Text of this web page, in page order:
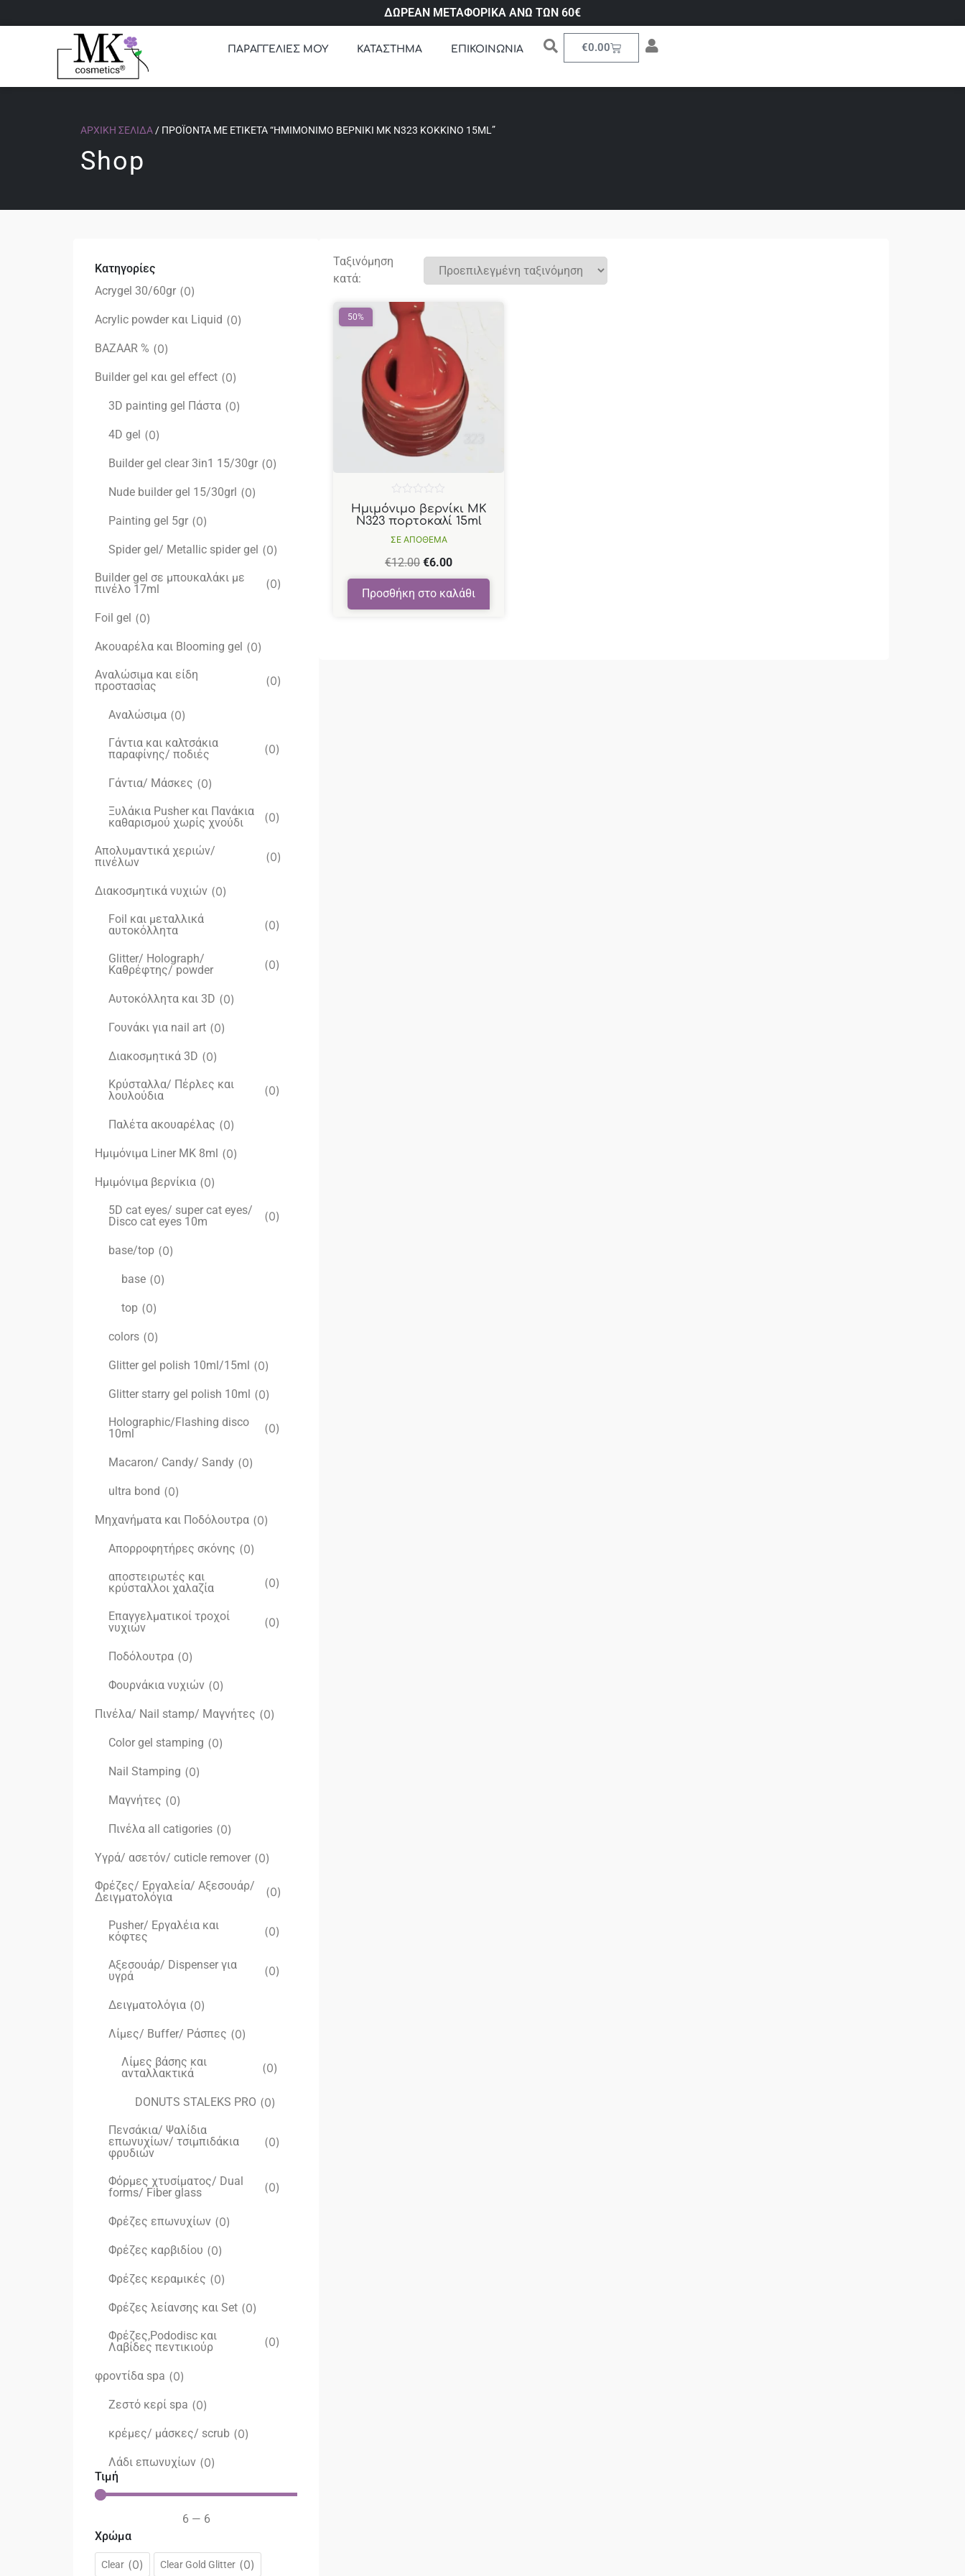
ΔΩΡΕΑΝ ΜΕΤΑΦΟΡΙΚΑ ΑΝΩ ΤΩΝ 60€
ΠΑΡΑΓΓΕΛΙΕΣ ΜΟΥ ΚΑΤΑΣΤΗΜΑ ΕΠΙΚΟΙΝΩΝΙΑ €0.00
ΑΡΧΙΚΉ ΣΕΛΊΔΑ / ΠΡΟΪΌΝΤΑ ΜΕ ΕΤΙΚΈΤΑ “ΗΜΙΜΌΝΙΜΟ ΒΕΡΝΊΚΙ ΜΚ Ν323 ΚΌΚΚΙΝΟ 15ML”
Shop
Κατηγορίες
Acrygel 30/60gr (0)
Acrylic powder και Liquid (0)
BAZAAR % (0)
Builder gel και gel effect (0)
3D painting gel Πάστα (0)
4D gel (0)
Builder gel clear 3in1 15/30gr (0)
Nude builder gel 15/30grl (0)
Painting gel 5gr (0)
Spider gel/ Metallic spider gel (0)
Builder gel σε μπουκαλάκι με
πινέλο 17ml
(0)
Foil gel (0)
Ακουαρέλα και Blooming gel (0)
Αναλώσιμα και είδη
προστασίας
(0)
Αναλώσιμα (0)
Γάντια και καλτσάκια
παραφίνης/ ποδιές
(0)
Γάντια/ Μάσκες (0)
Ξυλάκια Pusher και Πανάκια
καθαρισμού χωρίς χνούδι
(0)
Απολυμαντικά χεριών/
πινέλων
(0)
Διακοσμητικά νυχιών (0)
Foil και μεταλλικά
αυτοκόλλητα
(0)
Glitter/ Holograph/
Καθρέφτης/ powder
(0)
Αυτοκόλλητα και 3D (0)
Γουνάκι για nail art (0)
Διακοσμητικά 3D (0)
Κρύσταλλα/ Πέρλες και
λουλούδια
(0)
Παλέτα ακουαρέλας (0)
Ημιμόνιμα Liner ΜΚ 8ml (0)
Ημιμόνιμα βερνίκια (0)
5D cat eyes/ super cat eyes/
Disco cat eyes 10m
(0)
base/top (0)
base (0)
top (0)
colors (0)
Glitter gel polish 10ml/15ml (0)
Glitter starry gel polish 10ml (0)
Holographic/Flashing disco
10ml
(0)
Macaron/ Candy/ Sandy (0)
ultra bond (0)
Μηχανήματα και Ποδόλουτρα (0)
Απορροφητήρες σκόνης (0)
αποστειρωτές και
κρύσταλλοι χαλαζία
(0)
Επαγγελματικοί τροχοί
νυχιών
(0)
Ποδόλουτρα (0)
Φουρνάκια νυχιών (0)
Πινέλα/ Nail stamp/ Μαγνήτες (0)
Color gel stamping (0)
Nail Stamping (0)
Μαγνήτες (0)
Πινέλα all catigories (0)
Υγρά/ ασετόν/ cuticle remover (0)
Φρέζες/ Εργαλεία/ Αξεσουάρ/
Δειγματολόγια
(0)
Pusher/ Εργαλέια και
κόφτες
(0)
Αξεσουάρ/ Dispenser για
υγρά
(0)
Δειγματολόγια (0)
Λίμες/ Buffer/ Ράσπες (0)
Λίμες βάσης και
ανταλλακτικά
(0)
DONUTS STALEKS PRO (0)
Πενσάκια/ Ψαλίδια
επωνυχίων/ τσιμπιδάκια
φρυδιών
(0)
Φόρμες χτυσίματος/ Dual
forms/ Fiber glass
(0)
Φρέζες επωνυχίων (0)
Φρέζες καρβιδίου (0)
Φρέζες κεραμικές (0)
Φρέζες λείανσης και Set (0)
Φρέζες,Pododisc και
Λαβίδες πεντικιούρ
(0)
φροντίδα spa (0)
Ζεστό κερί spa (0)
κρέμες/ μάσκες/ scrub (0)
Λάδι επωνυχίων (0)
Τιμή
6 — 6
Χρώμα
Clear (0) Clear Gold Glitter (0)
Ταξινόμηση
κατά:
50%
ΣΕ ΑΠΟΘΕΜΑ
Ημιμόνιμο βερνίκι ΜΚ
Ν323 πορτοκαλί 15ml
€12.00 €6.00
Προσθήκη στο καλάθι
Βαθμολογήθηκε
με
0
5